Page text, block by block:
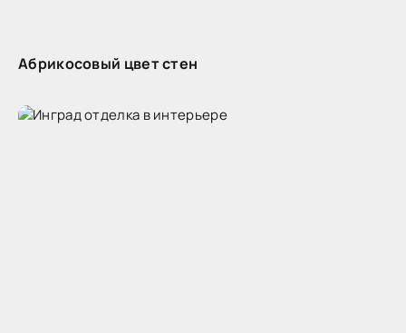
Абрикосовый цвет стен